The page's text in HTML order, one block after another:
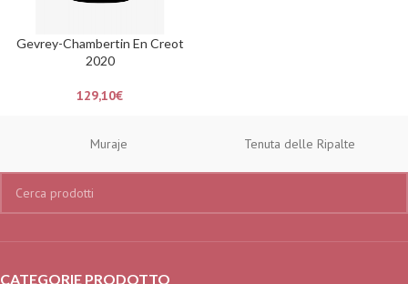
Gevrey-Chambertin En Creot
2020
129,10€
Muraje Tenuta delle Ripalte
CATEGORIE PRODOTTO